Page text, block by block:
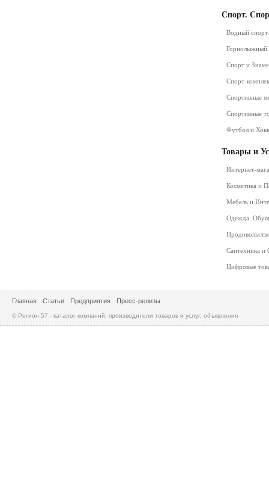
Спорт.
Водный спорт
Горнолыжный
Спорт и
Спорт-
Спортивные
Спортивные
Футбол и
Товары и
Интернет-
Косметика и
Мебель и
Одежда.
Сантехника и
Цифровые
Главная Статьи Предприятия Пресс-релизы
© Регион 57 - каталог компаний, производители товаров и услуг, объявления